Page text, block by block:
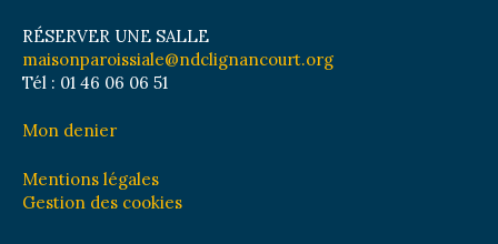
RÉSERVER UNE SALLE
maisonparoissiale@ndclignancourt.org
Tél : 01 46 06 06 51
Mon denier
Mentions légales
Gestion des cookies